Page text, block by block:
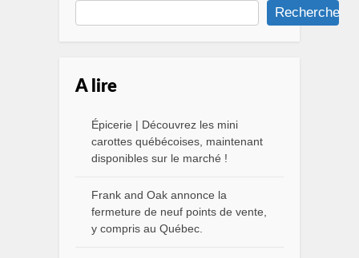
Recherche
A lire
Épicerie | Découvrez les mini
carottes québécoises, maintenant
disponibles sur le marché !
Frank and Oak annonce la
fermeture de neuf points de vente,
y compris au Québec.